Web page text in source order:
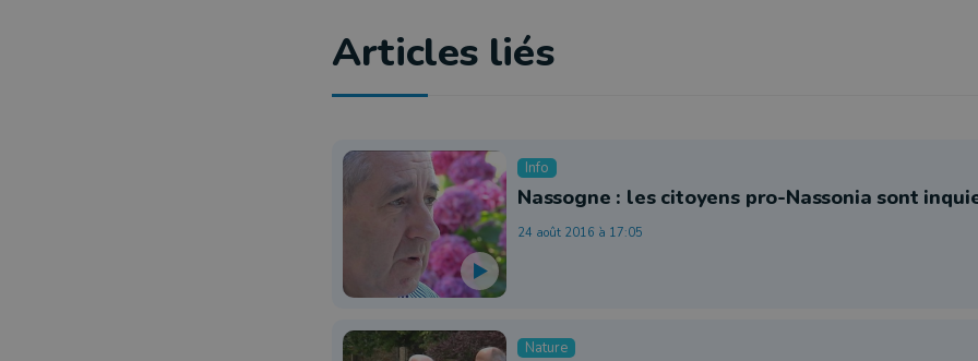
Articles liés
Info
Nassogne : les citoyens pro-Nassonia sont
24 août 2016 à 17:05
Nature